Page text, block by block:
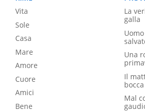
Vita
Sole
Casa
Mare
Amore
Cuore
Amici
Bene
La
galla
Una
Il
bocca
Mal